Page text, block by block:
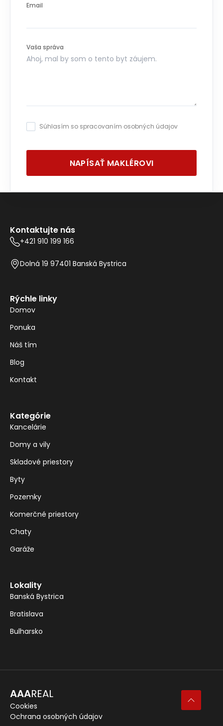
Email
Vaša správa
Súhlasím so spracovaním osobných údajov
NAPÍSAŤ MAKLÉROVI
Kontaktujte nás
+421 910 199 166
Dolná 19 97401 Banská Bystrica
Rýchle linky
Domov
Ponuka
Náš tím
Blog
Kontakt
Kategórie
Kancelárie
Domy a vily
Skladové priestory
Byty
Pozemky
Komerčné priestory
Chaty
Garáže
Lokality
Banská Bystrica
Bratislava
Bulharsko
AAAREAL
Cookies
Ochrana osobných údajov